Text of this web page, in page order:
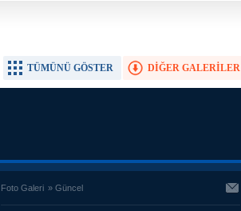
DİĞER GALERİLER
TÜMÜNÜ GÖSTER
Foto Galeri » Güncel